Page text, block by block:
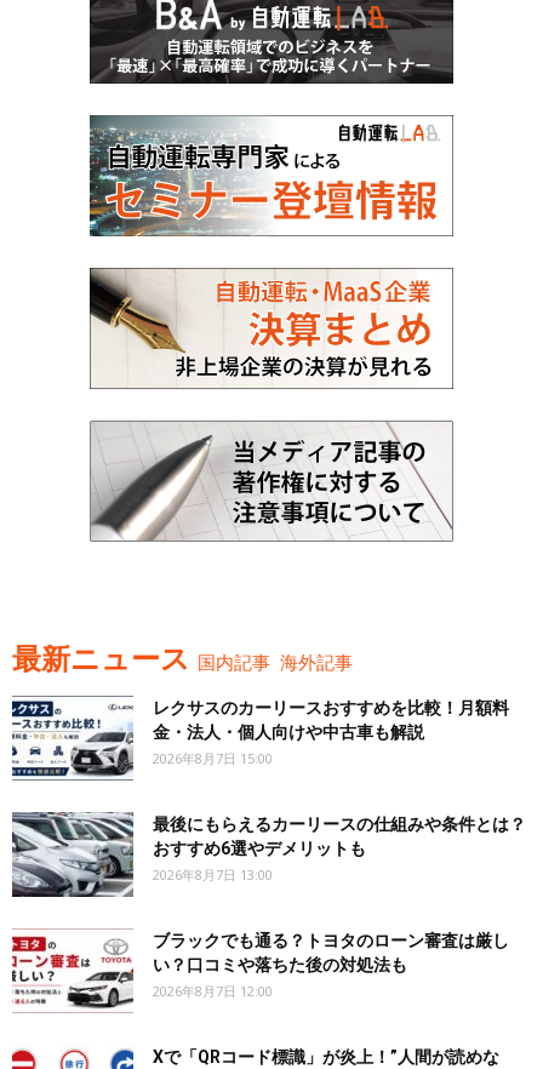
最新ニュース 国内記事 海外記事
レクサスのカーリースおすすめを比較！月額料
金・法人・個人向けや中古車も解説
2026年8月7日 15:00
最後にもらえるカーリースの仕組みや条件とは？
おすすめ6選やデメリットも
2026年8月7日 13:00
ブラックでも通る？トヨタのローン審査は厳し
い？口コミや落ちた後の対処法も
2026年8月7日 12:00
Xで「QRコード標識」が炎上！”人間が読めな